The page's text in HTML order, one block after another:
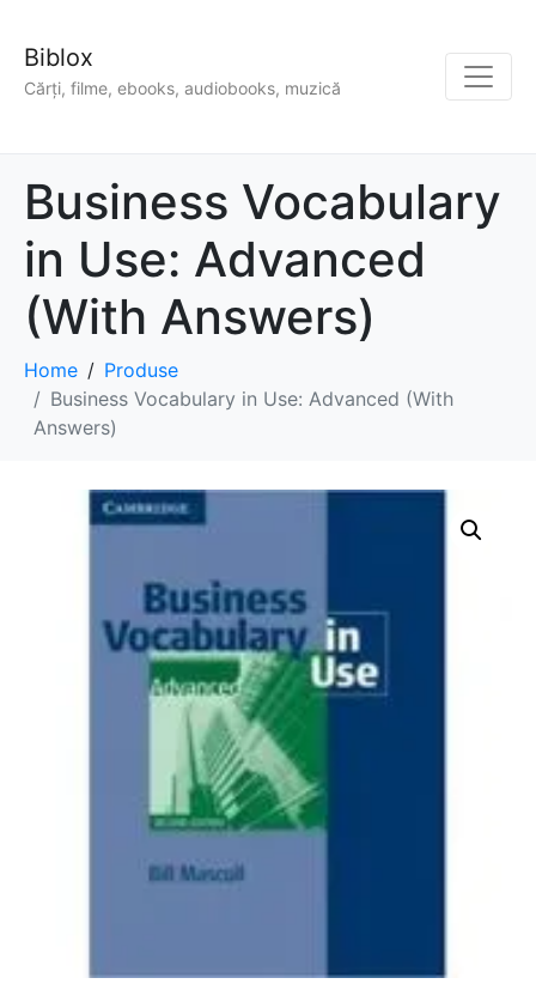
Biblox
Cărți, filme, ebooks, audiobooks, muzică
Business Vocabulary
in Use: Advanced
(With Answers)
Home
Produse
Business Vocabulary in Use: Advanced (With
Answers)